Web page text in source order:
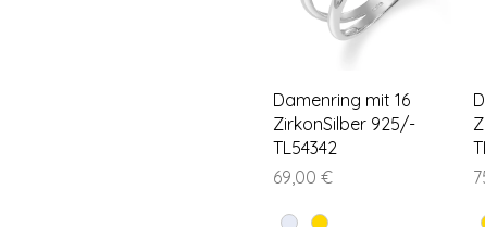
Schnellansicht
Damenring mit 16
ZirkonSilber 925/-
TL54342
Preis
69,00 €